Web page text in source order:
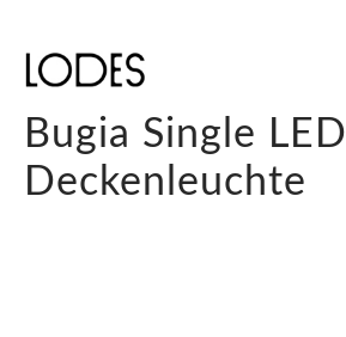
Bugia Single LED
Deckenleuchte